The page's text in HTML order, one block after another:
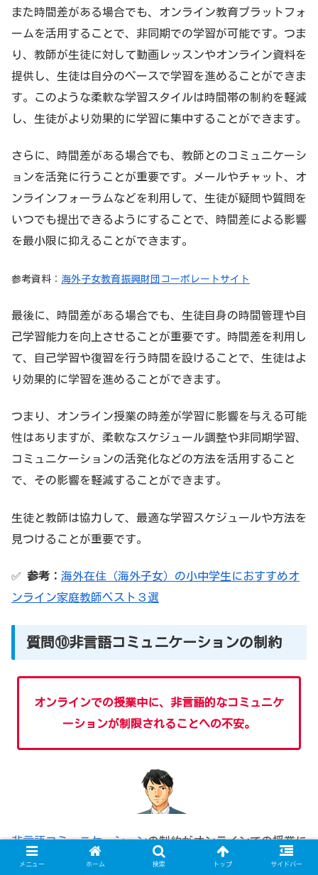
また時間差がある場合でも、オンライン教育プラットフォ
ームを活用することで、非同期での学習が可能です。つま
り、教師が生徒に対して動画レッスンやオンライン資料を
提供し、生徒は自分のペースで学習を進めることができま
す。このような柔軟な学習スタイルは時間帯の制約を軽減
し、生徒がより効果的に学習に集中することができます。
さらに、時間差がある場合でも、教師とのコミュニケーシ
ョンを活発に行うことが重要です。メールやチャット、オ
ンラインフォーラムなどを利用して、生徒が疑問や質問を
いつでも提出できるようにすることで、時間差による影響
を最小限に抑えることができます。
参考資料： 海外子女教育振興財団コーポレートサイト
最後に、時間差がある場合でも、生徒自身の時間管理や自
己学習能力を向上させることが重要です。時間差を利用し
て、自己学習や復習を行う時間を設けることで、生徒はよ
り効果的に学習を進めることができます。
つまり、オンライン授業の時差が学習に影響を与える可能
性はありますが、柔軟なスケジュール調整や非同期学習、
コミュニケーションの活発化などの方法を活用すること
で、その影響を軽減することができます。
生徒と教師は協力して、最適な学習スケジュールや方法を
見つけることが重要です。
✅ 参考： 海外在住（海外子女）の小中学生におすすめオ
ンライン家庭教師ベスト３選
質問⑩非言語コミュニケーションの制約
オンラインでの授業中に、非言語的なコミュニケ
ーションが制限されることへの不安。
非言語コミュニケーションの制約がオンラインでの授業に
影響を与えることへの不安は理解できますが、実際には非
メニュー ホーム 検索 トップ サイドバー